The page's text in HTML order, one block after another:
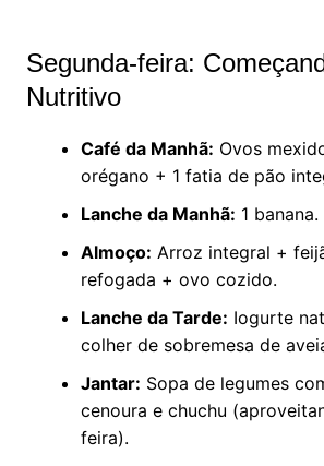
Segunda-feira:
Nutritivo
Café da Manhã: Ovos
orégano + 1 fatia de pão
Lanche da Manhã: 1 banana.
Almoço: Arroz integral +
refogada + ovo cozido.
Lanche da Tarde: Iogurte
colher de sobremesa de
Jantar: Sopa de legumes
cenoura e chuchu
feira).